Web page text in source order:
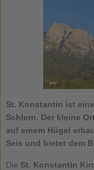
St. Konstantin ist
Schlern. Der kleine
auf einem Hügel
Seis und bietet dem
Die St. Konstantin